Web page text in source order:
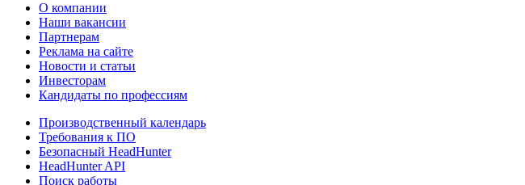
О компании
Наши вакансии
Партнерам
Реклама на сайте
Новости и статьи
Инвесторам
Кандидаты по профессиям
Производственный календарь
Требования к ПО
Безопасный HeadHunter
HeadHunter API
Поиск работы